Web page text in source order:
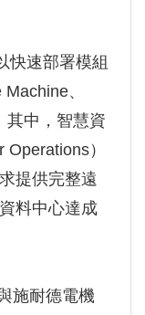
快速部署模組
、
其中，智慧資
）
提供完整遠
料中心達成
施耐德電機